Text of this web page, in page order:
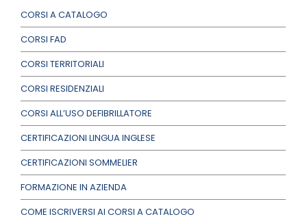
CORSI A CATALOGO
CORSI FAD
CORSI TERRITORIALI
CORSI RESIDENZIALI
CORSI ALL’USO DEFIBRILLATORE
CERTIFICAZIONI LINGUA INGLESE
CERTIFICAZIONI SOMMELIER
FORMAZIONE IN AZIENDA
COME ISCRIVERSI AI CORSI A CATALOGO